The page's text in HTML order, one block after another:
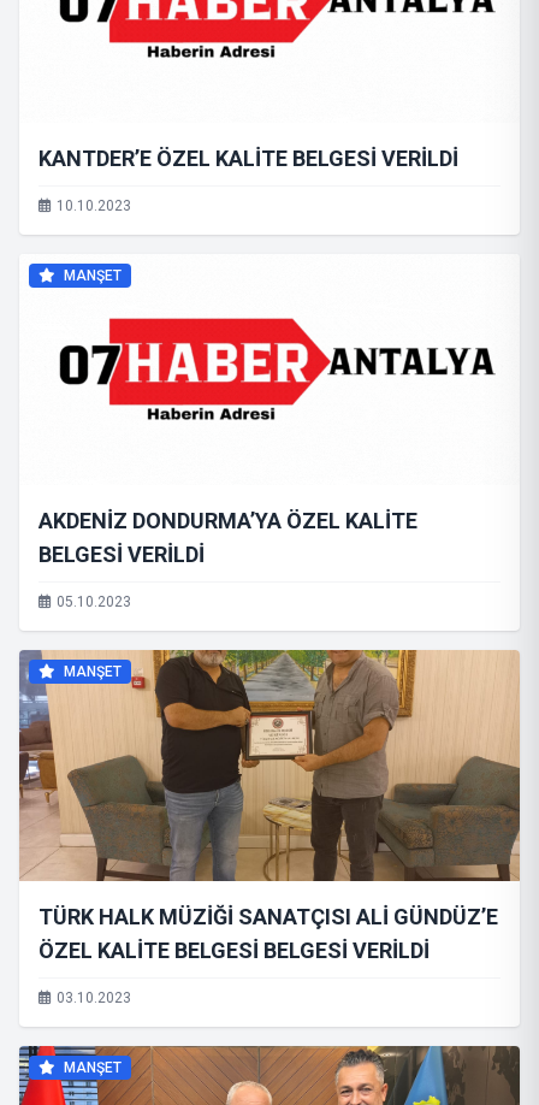
KANTDER’E ÖZEL KALİTE BELGESİ VERİLDİ
10.10.2023
MANŞET
AKDENİZ DONDURMA’YA ÖZEL KALİTE
BELGESİ VERİLDİ
05.10.2023
MANŞET
TÜRK HALK MÜZİĞİ SANATÇISI ALİ GÜNDÜZ’E
ÖZEL KALİTE BELGESİ BELGESİ VERİLDİ
03.10.2023
MANŞET